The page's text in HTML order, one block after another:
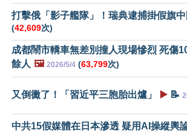
打擊俄「影子艦隊」！瑞典逮捕掛假旗
(42,609次)
成都鬧市轎車無差別撞人現場慘烈 死傷
餘人 🖼️ 2026/5/4 (63,799次)
又倒黴了！「習近平三胞胎出爐」 ▶️ 📝
中共15假媒體在日本滲透 疑用AI操縱輿